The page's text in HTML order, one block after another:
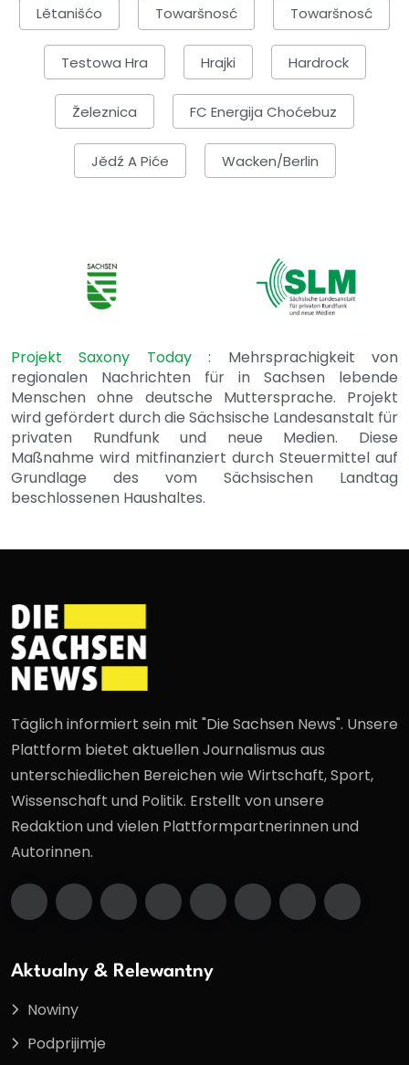
Lětanišćo Towaršnosć Towaršnosć
Testowa Hra Hrajki Hardrock
Železnica FC Energija Choćebuz
Jědź A Piće Wacken/Berlin
Projekt Saxony Today: Mehrsprachigkeit von
regionalen Nachrichten für in Sachsen lebende
Menschen ohne deutsche Muttersprache. Projekt
wird gefördert durch die Sächsische Landesanstalt für
privaten Rundfunk und neue Medien. Diese
Maßnahme wird mitfinanziert durch Steuermittel auf
Grundlage des vom Sächsischen Landtag
beschlossenen Haushaltes.
Täglich informiert sein mit "Die Sachsen News". Unsere
Plattform bietet aktuellen Journalismus aus
unterschiedlichen Bereichen wie Wirtschaft, Sport,
Wissenschaft und Politik. Erstellt von unsere
Redaktion und vielen Plattformpartnerinnen und
Autorinnen.
Aktualny & Relewantny
Nowiny
Podprijimje